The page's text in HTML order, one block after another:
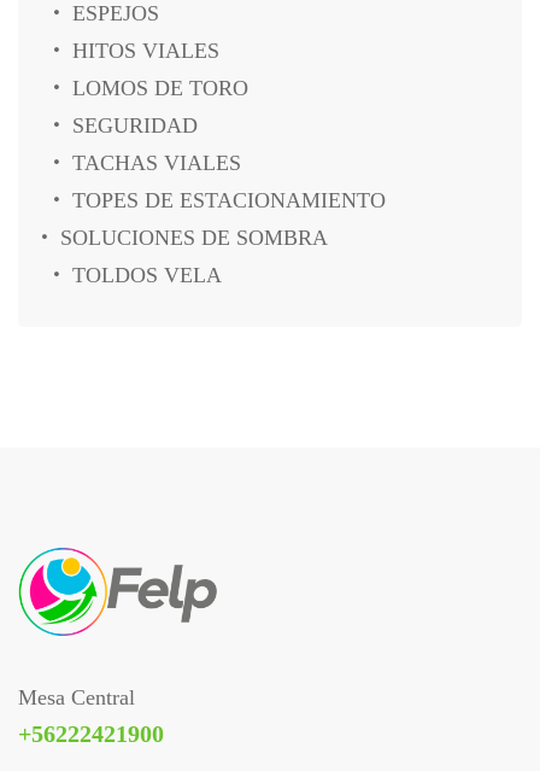
ESPEJOS
HITOS VIALES
LOMOS DE TORO
SEGURIDAD
TACHAS VIALES
TOPES DE ESTACIONAMIENTO
SOLUCIONES DE SOMBRA
TOLDOS VELA
Mesa Central
+56222421900